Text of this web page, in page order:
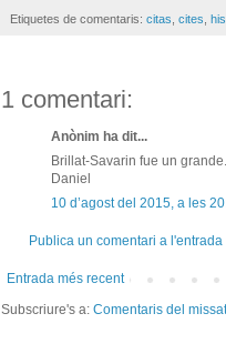
Etiquetes de comentaris: citas cites
1 comentari:
Anònim ha dit...
Brillat-Savarin fue un grande.
Daniel
10 d’agost del 2015, a les
Publica un comentari a l'entrada
Entrada més recent
Subscriure's a: Comentaris del